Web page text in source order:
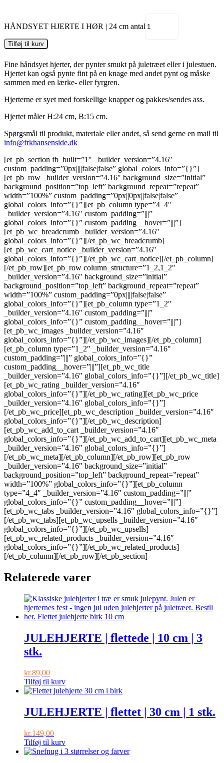
HÅNDSYET HJERTE I HØR | 24 cm antal
Tilføj til kurv
Fine håndsyet hjerter, der pynter smukt på juletræet eller i julestuen.
Hjertet kan også pynte fint på en knage med andet pynt og måske
sammen med en lærke- eller fyrgren.
Hjerterne er syet med forskellige knapper og pakkes/sendes ass.
Hjertet måler H:24 cm, B:15 cm.
Spørgsmål til produkt, materiale eller andet, så send gerne en mail til
info@frkhansenside.dk
[et_pb_section fb_built=”1″ _builder_version=”4.16″
custom_padding=”0px||||false|false” global_colors_info=”{}”]
[et_pb_row _builder_version=”4.16″ background_size=”initial”
background_position=”top_left” background_repeat=”repeat”
width=”100%” custom_padding=”0px||0px||false|false”
global_colors_info=”{}”][et_pb_column type=”4_4″
_builder_version=”4.16″ custom_padding=”|||”
global_colors_info=”{}” custom_padding__hover=”|||”]
[et_pb_wc_breadcrumb _builder_version=”4.16″
global_colors_info=”{}”][/et_pb_wc_breadcrumb]
[et_pb_wc_cart_notice _builder_version=”4.16″
global_colors_info=”{}”][/et_pb_wc_cart_notice][/et_pb_column]
[/et_pb_row][et_pb_row column_structure=”1_2,1_2″
_builder_version=”4.16″ background_size=”initial”
background_position=”top_left” background_repeat=”repeat”
width=”100%” custom_padding=”0px||||false|false”
global_colors_info=”{}”][et_pb_column type=”1_2″
_builder_version=”4.16″ custom_padding=”|||”
global_colors_info=”{}” custom_padding__hover=”|||”]
[et_pb_wc_images _builder_version=”4.16″
global_colors_info=”{}”][/et_pb_wc_images][/et_pb_column]
[et_pb_column type=”1_2″ _builder_version=”4.16″
custom_padding=”|||” global_colors_info=”{}”
custom_padding__hover=”|||”][et_pb_wc_title
_builder_version=”4.16″ global_colors_info=”{}”][/et_pb_wc_title]
[et_pb_wc_rating _builder_version=”4.16″
global_colors_info=”{}”][/et_pb_wc_rating][et_pb_wc_price
_builder_version=”4.16″ global_colors_info=”{}”]
[/et_pb_wc_price][et_pb_wc_description _builder_version=”4.16″
global_colors_info=”{}”][/et_pb_wc_description]
[et_pb_wc_add_to_cart _builder_version=”4.16″
global_colors_info=”{}”][/et_pb_wc_add_to_cart][et_pb_wc_meta
_builder_version=”4.16″ global_colors_info=”{}”]
[/et_pb_wc_meta][/et_pb_column][/et_pb_row][et_pb_row
_builder_version=”4.16″ background_size=”initial”
background_position=”top_left” background_repeat=”repeat”
width=”100%” global_colors_info=”{}”][et_pb_column
type=”4_4″ _builder_version=”4.16″ custom_padding=”|||”
global_colors_info=”{}” custom_padding__hover=”|||”]
[et_pb_wc_tabs _builder_version=”4.16″ global_colors_info=”{}”]
[/et_pb_wc_tabs][et_pb_wc_upsells _builder_version=”4.16″
global_colors_info=”{}”][/et_pb_wc_upsells]
[et_pb_wc_related_products _builder_version=”4.16″
global_colors_info=”{}”][/et_pb_wc_related_products]
[/et_pb_column][/et_pb_row][/et_pb_section]
Relaterede varer
JULEHJERTE | flettede | 10 cm | 3
stk.
kr.89,00
Tilføj til kurv
JULEHJERTE | flettet | 30 cm | 1 stk.
kr.149,00
Tilføj til kurv